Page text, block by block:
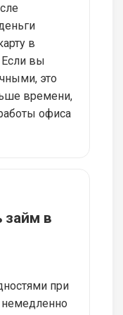
в
Если вы
это
времени,
офиса
займ в
при
немедленно